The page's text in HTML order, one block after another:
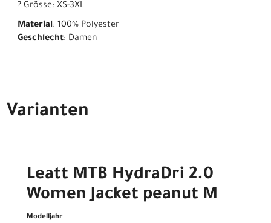
? Grösse: XS-3XL
Material: 100% Polyester
Geschlecht: Damen
Varianten
Leatt MTB HydraDri 2.0
Women Jacket peanut M
Modelljahr